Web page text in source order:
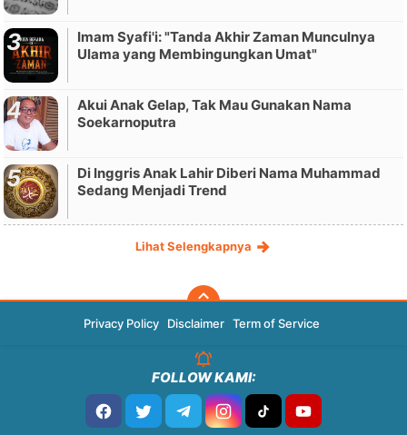
Imam Syafi'i: "Tanda Akhir Zaman Munculnya
Ulama yang Membingungkan Umat"
Akui Anak Gelap, Tak Mau Gunakan Nama
Soekarnoputra
Di Inggris Anak Lahir Diberi Nama Muhammad
Sedang Menjadi Trend
Lihat Selengkapnya
Privacy Policy Disclaimer Term of Service
FOLLOW KAMI: